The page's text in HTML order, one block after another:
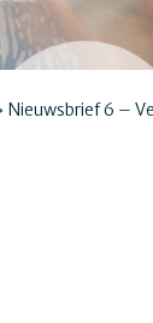
Nieuwsbrief 6 –